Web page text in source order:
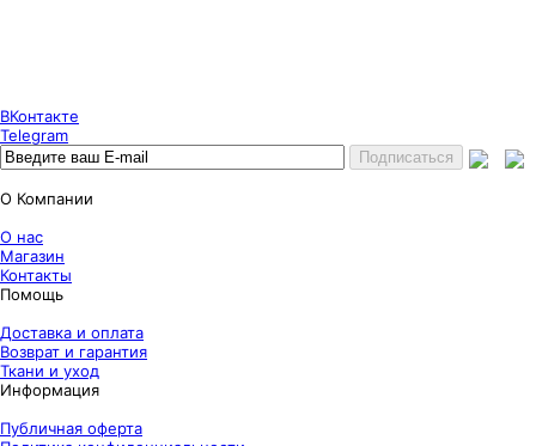
ВКонтакте
Telegram
О Компании
О нас
Магазин
Контакты
Помощь
Доставка и оплата
Возврат и гарантия
Ткани и уход
Информация
Публичная оферта